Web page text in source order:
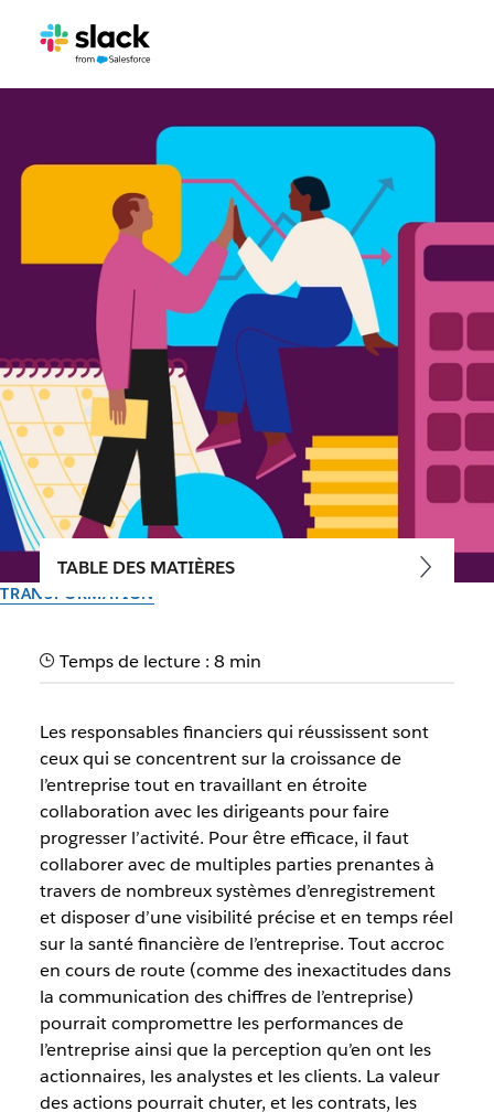
TRANSFORMATION
Trois façons dont Slack
équipes financières
Les équipes financières de Salesforce utilisent Slack pour
accélérer le reporting, pour les approbations et pour la
collaboration externe.
Par l’équipe Slack
30 septembre 2025
TABLE DES MATIÈRES
Temps de lecture : 8 min
Les responsables financiers qui réussissent sont
ceux qui se concentrent sur la croissance de
l’entreprise tout en travaillant en étroite
collaboration avec les dirigeants pour faire
progresser l’activité. Pour être efficace, il faut
collaborer avec de multiples parties prenantes à
travers de nombreux systèmes d’enregistrement
et disposer d’une visibilité précise et en temps réel
sur la santé financière de l’entreprise. Tout accroc
en cours de route (comme des inexactitudes dans
la communication des chiffres de l’entreprise)
pourrait compromettre les performances de
l’entreprise ainsi que la perception qu’en ont les
actionnaires, les analystes et les clients. La valeur
des actions pourrait chuter, et les contrats, les